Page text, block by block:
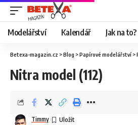
Modelářství Kalendář Jak na to?
Betexa-magazin.cz >Blog >Papírové modelářství >
Nitra model (112)
Timmy